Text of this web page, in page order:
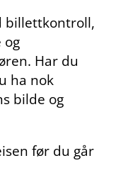
billettkontroll,
og
Har du
ha nok
bilde og
før du går